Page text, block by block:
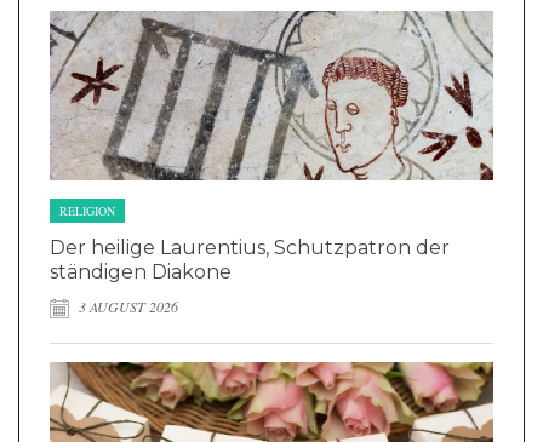
RELIGION
Der heilige Laurentius, Schutzpatron der
ständigen Diakone
3 AUGUST 2026